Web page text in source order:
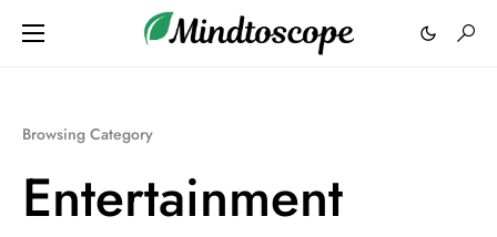
Browsing Category
Entertainment